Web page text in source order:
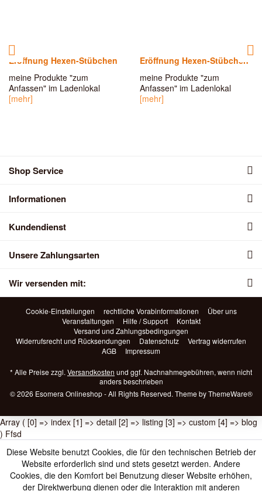
Eröffnung Hexen-Stübchen
meine Produkte "zum
Anfassen" im Ladenlokal
[mehr]
Eröffnung Hexen-Stübchen
meine Produkte "zum
Anfassen" im Ladenlokal
[mehr]
Shop Service
Informationen
Kundendienst
Unsere Zahlungsarten
Wir versenden mit:
Cookie-Einstellungen rechtliche Vorabinformationen
Über uns
Veranstaltungen
Hilfe / Support
Kontakt
Versand und Zahlungsbedingungen
Widerrufsrecht und Rücksendungen
Datenschutz
Vertrag widerrufen
AGB
Impressum
* Alle Preise zzgl. Versandkosten und ggf. Nachnahmegebühren, wenn nicht
anders beschrieben
© 2026 Esomera Onlineshop - All Rights Reserved. Theme byThemeWare®
Diese Website benutzt Cookies, die für den technischen Betrieb der
Website erforderlich sind und stets gesetzt werden. Andere
Cookies, die den Komfort bei Benutzung dieser Website erhöhen,
der Direktwerbung dienen oder die Interaktion mit anderen
Array ( [0] => index [1] => detail [2] => listing [3] => custom [4] => blog
) Ffsd